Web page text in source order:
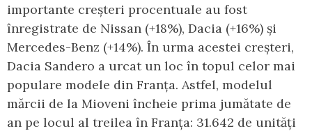
importante creșteri procentuale au fost
înregistrate de Nissan (+18%), Dacia (+16%) și
Mercedes-Benz (+14%). În urma acestei creșteri,
Dacia Sandero a urcat un loc în topul celor mai
populare modele din Franța. Astfel, modelul
mărcii de la Mioveni încheie prima jumătate de
an pe locul al treilea în Franța: 31.642 de unități